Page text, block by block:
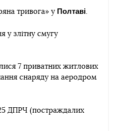
тривога» у Полтаві.
у злітну смугу
7 приватних житлових
снаряду на аеродром
ДПРЧ (постраждалих